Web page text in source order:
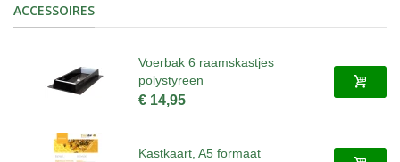
ACCESSOIRES
Voerbak 6 raamskastjes
polystyreen
€ 14,95
Kastkaart, A5 formaat